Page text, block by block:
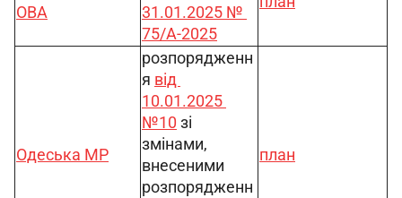
ОВА
31.01.2025 №
75/А-2025
Одеська МР
розпорядженн
я від
10.01.2025
№10 зі
змінами,
внесеними
розпорядженн
план